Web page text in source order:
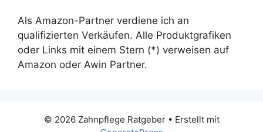
Als Amazon-Partner verdiene ich an
qualifizierten Verkäufen. Alle Produktgrafiken
oder Links mit einem Stern (*) verweisen auf
Amazon oder Awin Partner.
© 2026 Zahnpflege Ratgeber• Erstellt mit